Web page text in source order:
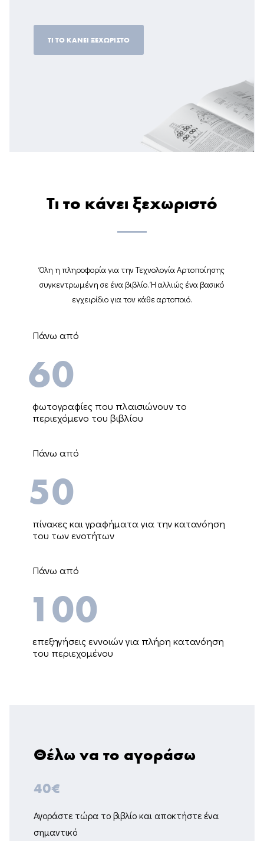
ΤΙ ΤΟ ΚΑΝΕΙ ΞΕΧΩΡΙΣΤΟ
Τι το κάνει ξεχωριστό
Όλη η πληροφορία για την Τεχνολογία Αρτοποίησης
συγκεντρωμένη σε ένα βιβλίο. Ή αλλιώς ένα βασικό
εγχειρίδιο για τον κάθε αρτοποιό.
Πάνω από
60
φωτογραφίες που πλαισιώνουν το
περιεχόμενο του βιβλίου
Πάνω από
50
πίνακες και γραφήματα για την κατανόηση
του των ενοτήτων
Πάνω από
100
επεξηγήσεις εννοιών για πλήρη κατανόηση
του περιεχομένου
Θέλω να το αγοράσω
40€
Αγοράστε τώρα το βιβλίο και αποκτήστε ένα
σημαντικό